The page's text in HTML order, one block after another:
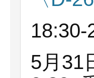
18:30-
5月31